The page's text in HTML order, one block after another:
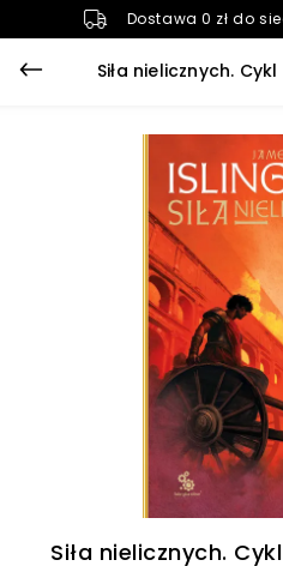
Dostawa 0 zł do
Siła nielicznych.
Siła nielicznych.